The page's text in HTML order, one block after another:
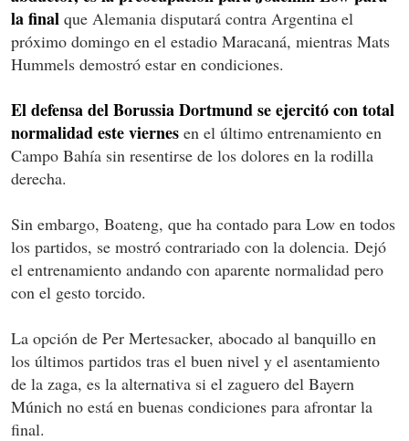
la final que Alemania disputará contra Argentina el
próximo domingo en el estadio Maracaná, mientras Mats
Hummels demostró estar en condiciones.
El defensa del Borussia Dortmund se ejercitó con total
normalidad este viernes en el último entrenamiento en
Campo Bahía sin resentirse de los dolores en la rodilla
derecha.
Sin embargo, Boateng, que ha contado para Low en todos
los partidos, se mostró contrariado con la dolencia. Dejó
el entrenamiento andando con aparente normalidad pero
con el gesto torcido.
La opción de Per Mertesacker, abocado al banquillo en
los últimos partidos tras el buen nivel y el asentamiento
de la zaga, es la alternativa si el zaguero del Bayern
Múnich no está en buenas condiciones para afrontar la
final.